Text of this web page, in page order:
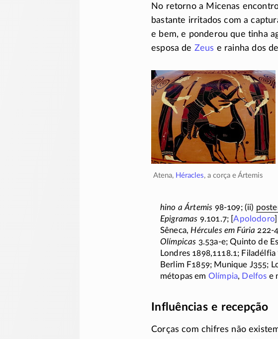
No retorno a Micenas
bastante irritados com a
e bem, e ponderou que tinha
esposa de Zeus e rainha dos
Atena, Héracles, a corça e Ártemis
hino a Ártemis 98-109; (ii)
Epigramas 9.101.7; [Apolodoro]
Sêneca,Hércules em Fúria 222-4
Olímpicas 3.53a-e; Quinto de
Londres 1898,1118.1; Filadélfia
Berlim F1859; Munique J355;
métopas em Olímpia, Delfos e
Influências e recepção
Corças com chifres não